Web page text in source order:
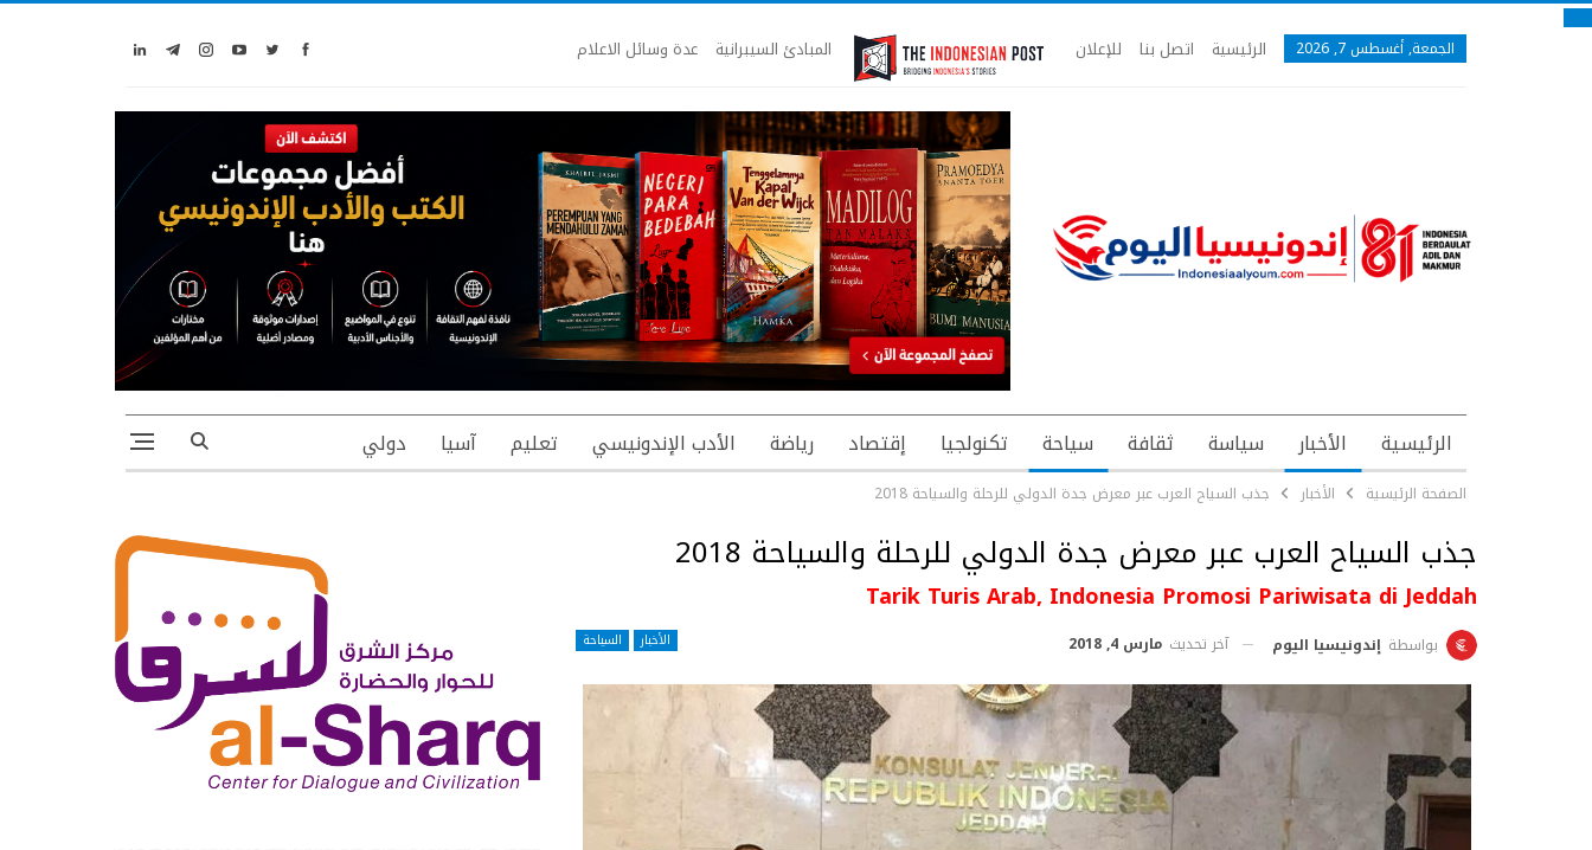
الجمعة, أغسطس 7, 2026 الرئيسية اتصل بنا للإعلان المبادئ السيبرانية عدة وسائل الاعلام
الرئيسية الأخبار سياسة ثقافة سياحة تكنولجيا إقتصاد رياضة الأدب الإندونيسي تعليم آسيا دولي
الصفحة الرئيسية الأخبار جذب السياح العرب عبر معرض جدة الدولي للرحلة والسياحة 2018
جذب السياح العرب عبر معرض جدة الدولي للرحلة والسياحة 2018
Tarik Turis Arab, Indonesia Promosi Pariwisata di Jeddah
الأخبار السياحة بواسطة إندونيسيا اليوم آخر تحديث مارس 4, 2018